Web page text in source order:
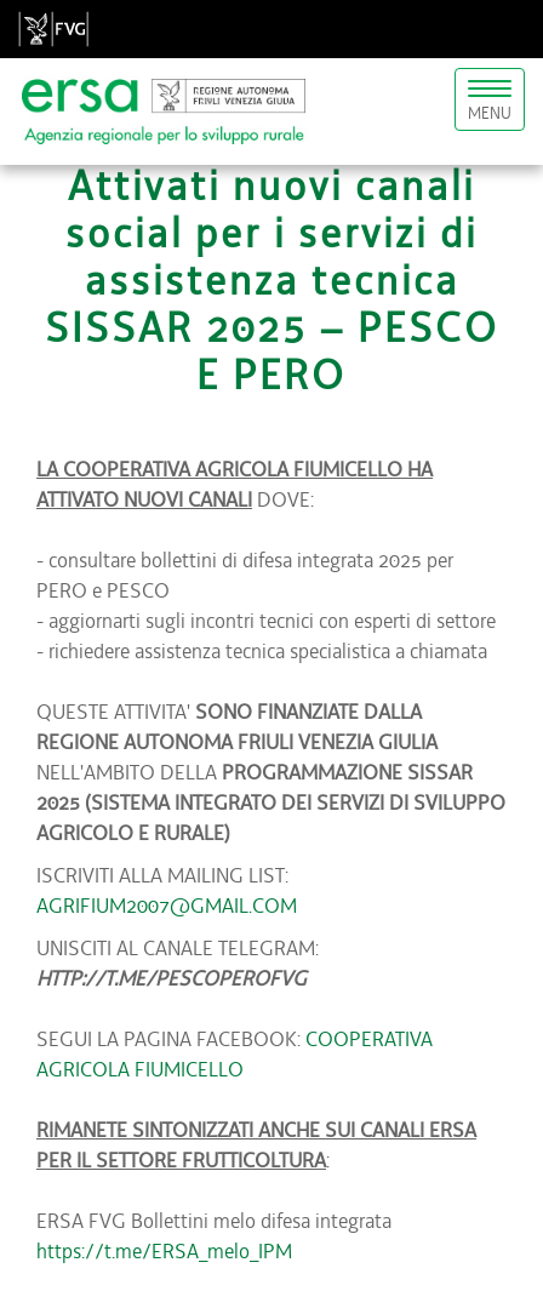
Toggle
MENU
Attivati nuovi canali
social per i servizi di
assistenza tecnica
SISSAR 2025 – PESCO
E PERO
LA COOPERATIVA AGRICOLA FIUMICELLO HA
ATTIVATO NUOVI CANALI DOVE:
- consultare bollettini di difesa integrata 2025 per
PERO e PESCO
- aggiornarti sugli incontri tecnici con esperti di settore
- richiedere assistenza tecnica specialistica a chiamata
QUESTE ATTIVITA' SONO FINANZIATE DALLA
REGIONE AUTONOMA FRIULI VENEZIA GIULIA
NELL'AMBITO DELLA PROGRAMMAZIONE SISSAR
2025 (SISTEMA INTEGRATO DEI SERVIZI DI SVILUPPO
AGRICOLO E RURALE)
ISCRIVITI ALLA MAILING LIST:
AGRIFIUM2007@GMAIL.COM
UNISCITI AL CANALE TELEGRAM:
HTTP://T.ME/PESCOPEROFVG
SEGUI LA PAGINA FACEBOOK: COOPERATIVA
AGRICOLA FIUMICELLO
RIMANETE SINTONIZZATI ANCHE SUI CANALI ERSA
PER IL SETTORE FRUTTICOLTURA:
ERSA FVG Bollettini melo difesa integrata
https://t.me/ERSA_melo_IPM